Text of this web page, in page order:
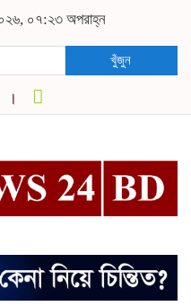
০৭:২৩ অপরাহ্ন
খুঁজুন